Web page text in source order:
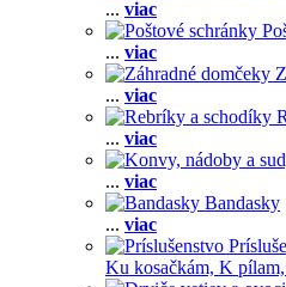
... viac
... viac
... viac
... viac
... viac
Bandasky
... viac
Ku kosačkám, K pílam,